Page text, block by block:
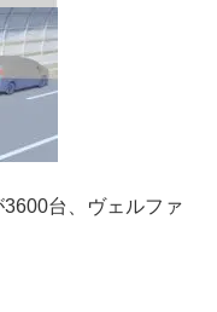
台、ヴェルファ